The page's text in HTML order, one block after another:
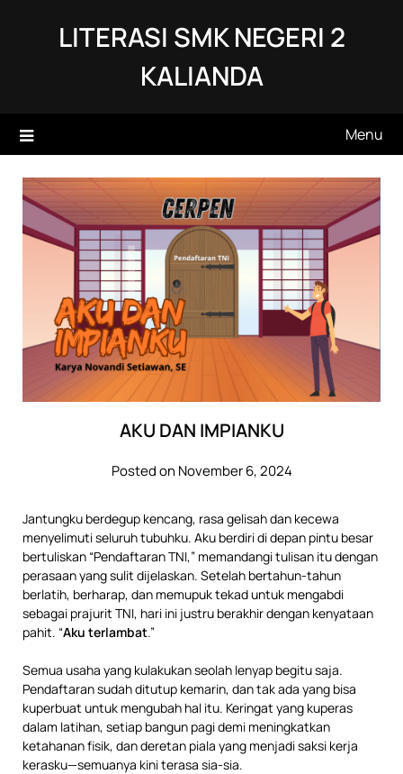
LITERASI SMK NEGERI 2
KALIANDA
Menu
AKU DAN IMPIANKU
Posted on November 6, 2024
Jantungku berdegup kencang, rasa gelisah dan kecewa
menyelimuti seluruh tubuhku. Aku berdiri di depan pintu besar
bertuliskan “Pendaftaran TNI,” memandangi tulisan itu dengan
perasaan yang sulit dijelaskan. Setelah bertahun-tahun
berlatih, berharap, dan memupuk tekad untuk mengabdi
sebagai prajurit TNI, hari ini justru berakhir dengan kenyataan
pahit. “Aku terlambat.”
Semua usaha yang kulakukan seolah lenyap begitu saja.
Pendaftaran sudah ditutup kemarin, dan tak ada yang bisa
kuperbuat untuk mengubah hal itu. Keringat yang kuperas
dalam latihan, setiap bangun pagi demi meningkatkan
ketahanan fisik, dan deretan piala yang menjadi saksi kerja
kerasku—semuanya kini terasa sia-sia.